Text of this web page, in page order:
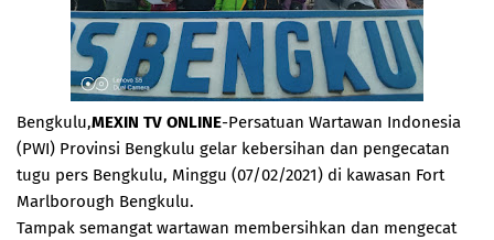
Bengkulu,MEXIN TV ONLINE-Persatuan Wartawan Indonesia
(PWI) Provinsi Bengkulu gelar kebersihan dan pengecatan
tugu pers Bengkulu, Minggu (07/02/2021) di kawasan Fort
Marlborough Bengkulu.
Tampak semangat wartawan membersihkan dan mengecat